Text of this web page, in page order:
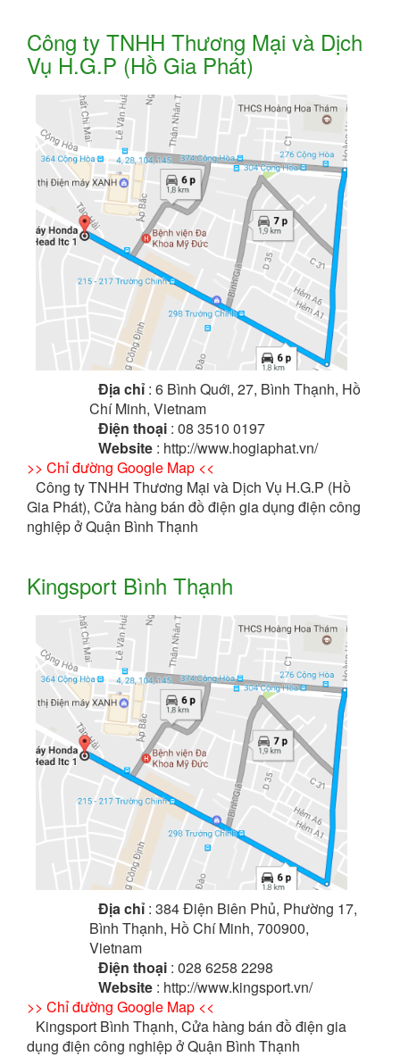
Công ty TNHH Thương Mại và Dịch
Vụ H.G.P (Hồ Gia Phát)
Địa chỉ : 6 Bình Quới, 27, Bình Thạnh, Hồ
Chí Minh, Vietnam
Điện thoại : 08 3510 0197
Website : http://www.hogiaphat.vn/
>> Chỉ đường Google Map <<
Công ty TNHH Thương Mại và Dịch Vụ H.G.P (Hồ
Gia Phát), Cửa hàng bán đồ điện gia dụng điện công
nghiệp ở Quận Bình Thạnh
Kingsport Bình Thạnh
Địa chỉ : 384 Điện Biên Phủ, Phường 17,
Bình Thạnh, Hồ Chí Minh, 700900,
Vietnam
Điện thoại : 028 6258 2298
Website : http://www.kingsport.vn/
>> Chỉ đường Google Map <<
Kingsport Bình Thạnh, Cửa hàng bán đồ điện gia
dụng điện công nghiệp ở Quận Bình Thạnh